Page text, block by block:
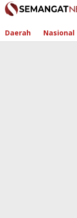
Skip
to
Daerah Nasional